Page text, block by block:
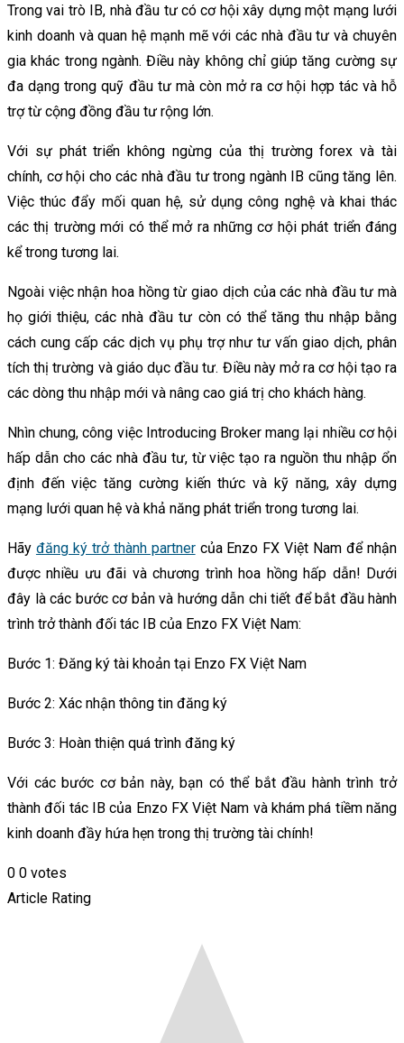
Trong vai trò IB, nhà đầu tư có cơ hội xây dựng một mạng lưới
kinh doanh và quan hệ mạnh mẽ với các nhà đầu tư và chuyên
gia khác trong ngành. Điều này không chỉ giúp tăng cường sự
đa dạng trong quỹ đầu tư mà còn mở ra cơ hội hợp tác và hỗ
trợ từ cộng đồng đầu tư rộng lớn.
Với sự phát triển không ngừng của thị trường forex và tài
chính, cơ hội cho các nhà đầu tư trong ngành IB cũng tăng lên.
Việc thúc đẩy mối quan hệ, sử dụng công nghệ và khai thác
các thị trường mới có thể mở ra những cơ hội phát triển đáng
kể trong tương lai.
Ngoài việc nhận hoa hồng từ giao dịch của các nhà đầu tư mà
họ giới thiệu, các nhà đầu tư còn có thể tăng thu nhập bằng
cách cung cấp các dịch vụ phụ trợ như tư vấn giao dịch, phân
tích thị trường và giáo dục đầu tư. Điều này mở ra cơ hội tạo ra
các dòng thu nhập mới và nâng cao giá trị cho khách hàng.
Nhìn chung, công việc Introducing Broker mang lại nhiều cơ hội
hấp dẫn cho các nhà đầu tư, từ việc tạo ra nguồn thu nhập ổn
định đến việc tăng cường kiến thức và kỹ năng, xây dựng
mạng lưới quan hệ và khả năng phát triển trong tương lai.
Hãy đăng ký trở thành partnercủa Enzo FX Việt Nam để nhận
được nhiều ưu đãi và chương trình hoa hồng hấp dẫn! Dưới
đây là các bước cơ bản và hướng dẫn chi tiết để bắt đầu hành
trình trở thành đối tác IB của Enzo FX Việt Nam:
Bước 1: Đăng ký tài khoản tại Enzo FX Việt Nam
Bước 2: Xác nhận thông tin đăng ký
Bước 3: Hoàn thiện quá trình đăng ký
Với các bước cơ bản này, bạn có thể bắt đầu hành trình trở
thành đối tác IB của Enzo FX Việt Nam và khám phá tiềm năng
kinh doanh đầy hứa hẹn trong thị trường tài chính!
0 0 votes
Article Rating